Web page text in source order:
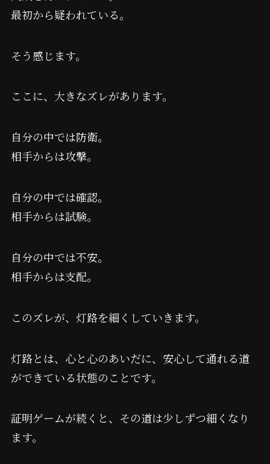
最初から疑われている。
そう感じます。
ここに、大きなズレがあります。
自分の中では防衛。
相手からは攻撃。
自分の中では確認。
相手からは試験。
自分の中では不安。
相手からは支配。
このズレが、灯路を細くしていきます。
灯路とは、心と心のあいだに、安心して通れる道
ができている状態のことです。
証明ゲームが続くと、その道は少しずつ細くなり
ます。